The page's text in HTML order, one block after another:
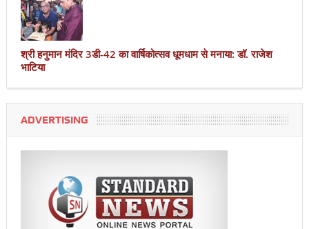
श्री हनुमान मंदिर 3डी-42 का वार्षिकोत्सव धूमधाम से मनाया: डॉ. राजेश
भाटिया
ADVERTISING